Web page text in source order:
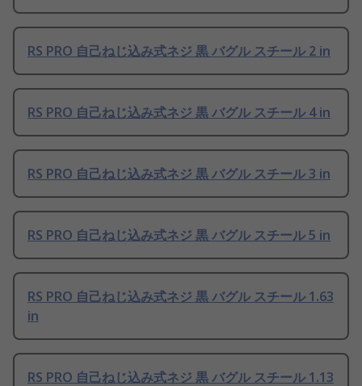
RS PRO 自己ねじ込み式ネジ 黒 バグル スチール 2 in
RS PRO 自己ねじ込み式ネジ 黒 バグル スチール 4 in
RS PRO 自己ねじ込み式ネジ 黒 バグル スチール 3 in
RS PRO 自己ねじ込み式ネジ 黒 バグル スチール 5 in
RS PRO 自己ねじ込み式ネジ 黒 バグル スチール 1.63
in
RS PRO 自己ねじ込み式ネジ 黒 バグル スチール 1.13